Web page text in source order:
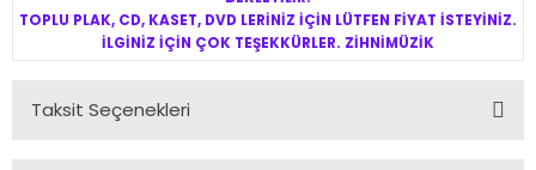
TOPLU PLAK, CD, KASET, DVD LERİNİZ İÇİN LÜTFEN FİYAT İSTEYİNİZ.
İLGİNİZ İÇİN ÇOK TEŞEKKÜRLER. ZİHNİMÜZİK
Taksit Seçenekleri